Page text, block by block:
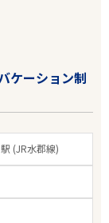
ケーション制
(JR水郡線)